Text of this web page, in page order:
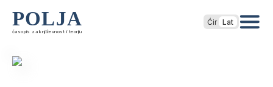
POLJA
časopis za književnost i teoriju
Ćir Lat